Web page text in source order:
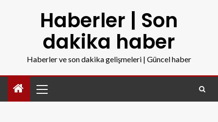
Haberler | Son
dakika haber
Haberler ve son dakika gelişmeleri | Güncel haber